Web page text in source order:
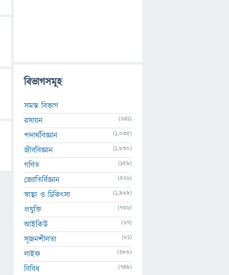
বিভাগসমূহ
সমস্ত বিভাগ
রসায়ন
(641)
পদার্থবিজ্ঞান (1,035)
জীববিজ্ঞান (1,830)
গণিত (159)
জ্যোতির্বিজ্ঞান (526)
স্বাস্থ্য ও চিকিৎসা (1,989)
প্রযুক্তি (736)
আইকিউ (67)
সৃজনশীলতা (81)
লাইফ (388)
বিবিধ (749)